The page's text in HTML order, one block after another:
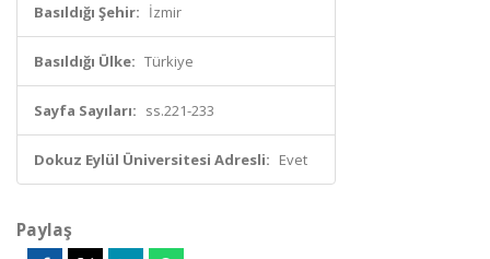
Basıldığı Şehir: İzmir
Basıldığı Ülke: Türkiye
Sayfa Sayıları: ss.221-233
Dokuz Eylül Üniversitesi Adresli: Evet
Paylaş